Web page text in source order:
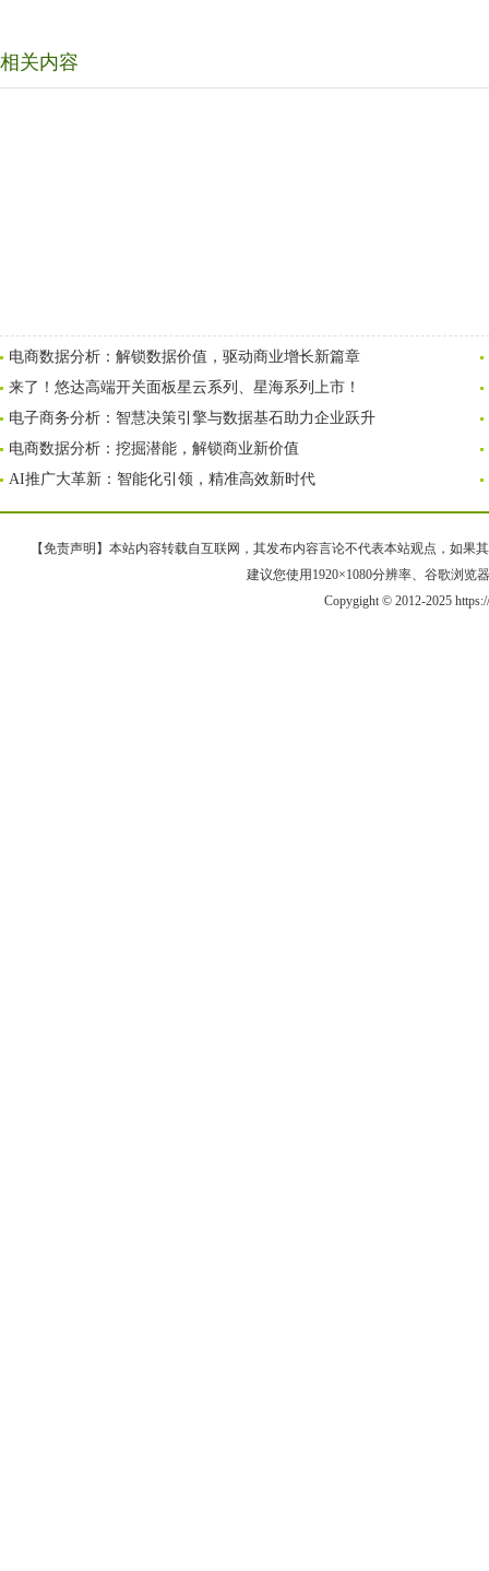
相关内容
电商数据分析：解锁数据价值，驱动商业增长新篇章
来了！悠达高端开关面板星云系列、星海系列上市！
电子商务分析：智慧决策引擎与数据基石助力企业跃升
电商数据分析：挖掘潜能，解锁商业新价值
AI推广大革新：智能化引领，精准高效新时代
【免责声明】本站内容转载自互联网，其发布内容言论不代表本站观点，如果
建议您使用1920×1080分辨率、谷歌浏览
Copygight © 2012-2025